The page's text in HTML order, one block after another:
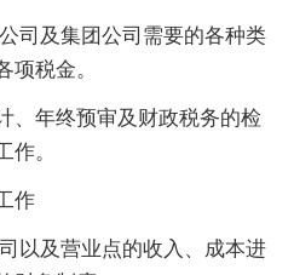
司及集团公司需要的各种类
项税金。
、年终预审及财政税务的检
作。
作
以及营业点的收入、成本进